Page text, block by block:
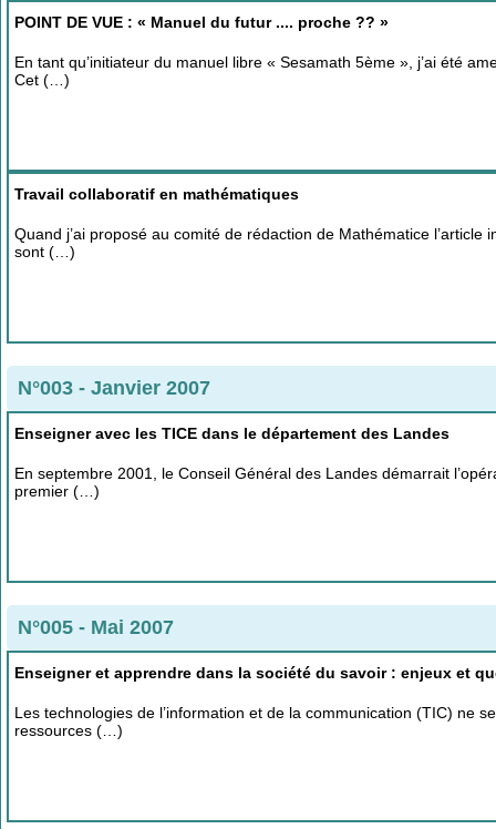
POINT DE VUE : « Manuel du futur .... proche ?? »
En tant qu’initiateur du manuel libre « Sesamath 5ème », j’ai été
Cet (…)
Travail collaboratif en mathématiques
Quand j’ai proposé au comité de rédaction de Mathématice
sont (…)
N°003 - Janvier 2007
Enseigner avec les TICE dans le département des Landes
En septembre 2001, le Conseil Général des Landes démarrait
premier (…)
N°005 - Mai 2007
Enseigner et apprendre dans la société du savoir : enjeux et
Les technologies de l’information et de la communication (TIC) ne
ressources (…)